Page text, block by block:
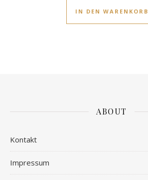
IN DEN WARENKORB
ABOUT
Kontakt
Impressum